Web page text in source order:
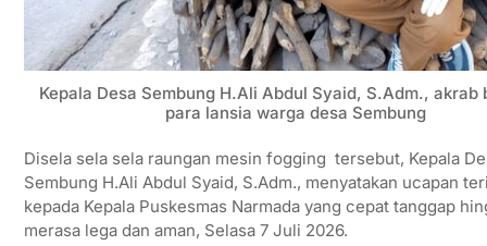
Kepala Desa Sembung H.Ali Abdul Syaid, S.Adm., akrab
para lansia warga desa Sembung
Disela sela sela raungan mesin fogging tersebut, Kepala
Sembung H.Ali Abdul Syaid, S.Adm., menyatakan ucapan
kepada Kepala Puskesmas Narmada yang cepat tanggap
merasa lega dan aman, Selasa 7 Juli 2026.